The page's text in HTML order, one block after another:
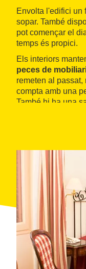
Envolta l'edifici un
sopar. També
pot començar el
temps és propici.
Els interiors
peces de
remeten al
compta amb una
També hi ha una
la connexió wifi.
El
restaurant és
gaudeix d'un
clàssica
en què hi
canelons de
l'àvia Quica o el
L'hotel també
que van des d'un
fotogràfico una